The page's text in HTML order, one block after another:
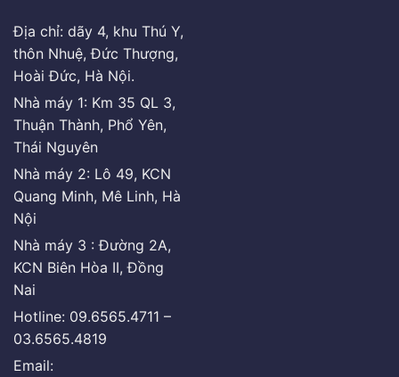
Địa chỉ: dãy 4, khu Thú Y,
thôn Nhuệ, Đức Thượng,
Hoài Đức, Hà Nội.
Nhà máy 1: Km 35 QL 3,
Thuận Thành, Phổ Yên,
Thái Nguyên
Nhà máy 2: Lô 49, KCN
Quang Minh, Mê Linh, Hà
Nội
Nhà máy 3 : Đường 2A,
KCN Biên Hòa II, Đồng
Nai
Hotline: 09.6565.4711 –
03.6565.4819
Email: